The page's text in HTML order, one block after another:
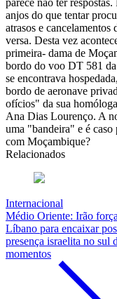
parece não ter
anjos do que tentar
atrasos e
versa. Desta vez
primeira- dama de
bordo do voo DT 581
se encontrava
bordo de aeronave
ofícios" da sua
Ana Dias Lourenço. A
uma "bandeira" e é
com Moçambique?
Relacionados
Internacional
Médio Oriente: Irão
Líbano para encaixar
presença israelita no sul
momentos